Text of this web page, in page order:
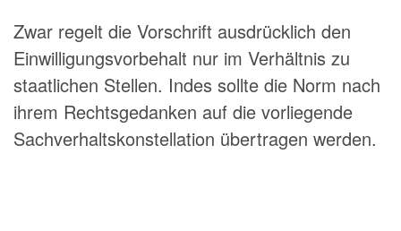
Zwar regelt die Vorschrift ausdrücklich den
Einwilligungsvorbehalt nur im Verhältnis zu
staatlichen Stellen. Indes sollte die Norm nach
ihrem Rechtsgedanken auf die vorliegende
Sachverhaltskonstellation übertragen werden.